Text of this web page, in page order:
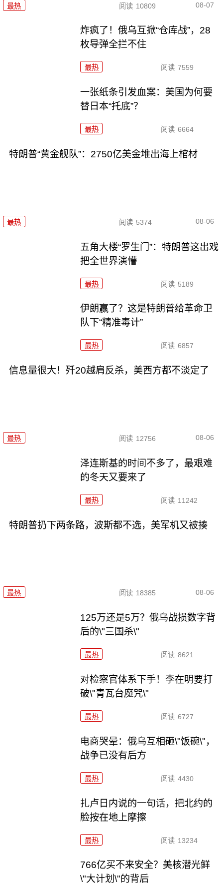
最热 阅读 10809 08-07
炸疯了！俄乌互掀“仓库战”，28
枚导弹全拦不住
最热 阅读 7559
一张纸条引发血案：美国为何要
替日本“托底”？
最热 阅读 6664
特朗普“黄金舰队”：2750亿美金堆出海上棺材
最热 阅读 5374 08-06
五角大楼“罗生门”：特朗普这出戏
把全世界演懵
最热 阅读 5189
伊朗赢了？这是特朗普给革命卫
队下“精准毒计”
最热 阅读 6857
信息量很大！歼20越肩反杀，美西方都不淡定了
最热 阅读 12756 08-06
泽连斯基的时间不多了，最艰难
的冬天又要来了
最热 阅读 11242
特朗普扔下两条路，波斯都不选，美军机又被揍
最热 阅读 18385 08-06
125万还是5万？俄乌战损数字背
后的\"三国杀\"
最热 阅读 8621
对检察官体系下手！李在明要打
破\"青瓦台魔咒\"
最热 阅读 6727
电商哭晕：俄乌互相砸\"饭碗\"，
战争已没有后方
最热 阅读 4430
扎卢日内说的一句话，把北约的
脸按在地上摩擦
最热 阅读 13234
766亿买不来安全？美核潜光鲜
\"大计划\"的背后